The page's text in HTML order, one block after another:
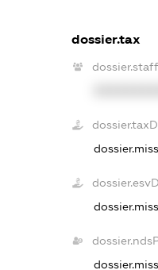
dossier.tax
dossier.staff